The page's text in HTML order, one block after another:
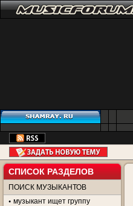
СПИСОК РАЗДЕЛОВ
ПОИСК МУЗЫКАНТОВ
музыкант ищет группу